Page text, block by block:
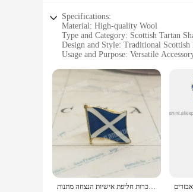
Specifications:
Material: High-quality Wool
Type and Category: Scottish Tartan
Design and Style: Traditional Scottish
Usage and Purpose: Versatile
Performance and Property: Soft,
**Timeless Elegance and Comfort**
Step into the world of classic Scottish
warmth. Made from the finest wool,
perfect addition to any wardrobe.
**Versatile Fashion for Every
Whether you're attending a formal
size allows for a wrap-around effect,
personal style or to complement your
סקוטלנד לאומי דגל דש סיכות קריסטל אפוקסי מתכת אמייל צבע תג סיכת מזכרות חליפת אישיות הנצחה מתנות